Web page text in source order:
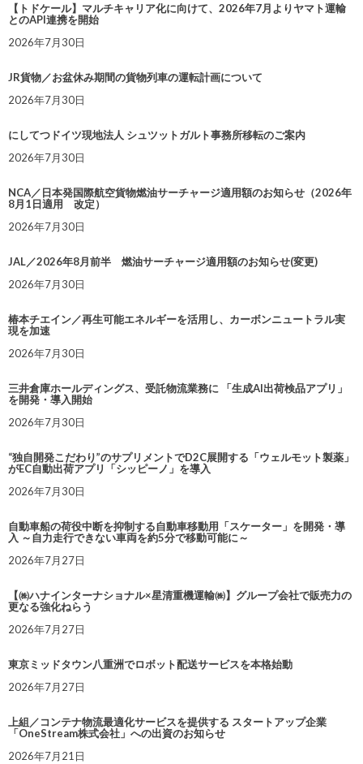
【トドケール】マルチキャリア化に向けて、2026年7月よりヤマト運輸
とのAPI連携を開始
2026年7月30日
JR貨物／お盆休み期間の貨物列車の運転計画について
2026年7月30日
にしてつドイツ現地法人 シュツットガルト事務所移転のご案内
2026年7月30日
NCA／日本発国際航空貨物燃油サーチャージ適用額のお知らせ（2026年
8月1日適用 改定）
2026年7月30日
JAL／2026年8月前半 燃油サーチャージ適用額のお知らせ(変更)
2026年7月30日
椿本チエイン／再生可能エネルギーを活用し、カーボンニュートラル実
現を加速
2026年7月30日
三井倉庫ホールディングス、受託物流業務に 「生成AI出荷検品アプリ」
を開発・導入開始
2026年7月30日
“独自開発こだわり”のサプリメントでD2C展開する「ウェルモット製薬」
がEC自動出荷アプリ「シッピーノ」を導入
2026年7月30日
自動車船の荷役中断を抑制する自動車移動用「スケーター」を開発・導
入 ～自力走行できない車両を約5分で移動可能に～
2026年7月27日
【㈱ハナインターナショナル×星清重機運輸㈱】グループ会社で販売力の
更なる強化ねらう
2026年7月27日
東京ミッドタウン八重洲でロボット配送サービスを本格始動
2026年7月27日
上組／コンテナ物流最適化サービスを提供する スタートアップ企業
「OneStream株式会社」への出資のお知らせ
2026年7月21日